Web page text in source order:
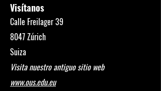
Visítanos
Calle Freilager 39
8047 Zúrich
Suiza
Visita nuestro antiguo sitio web
www.ous.edu.eu